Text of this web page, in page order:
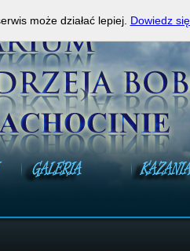
może działać lepiej. Dowiedz